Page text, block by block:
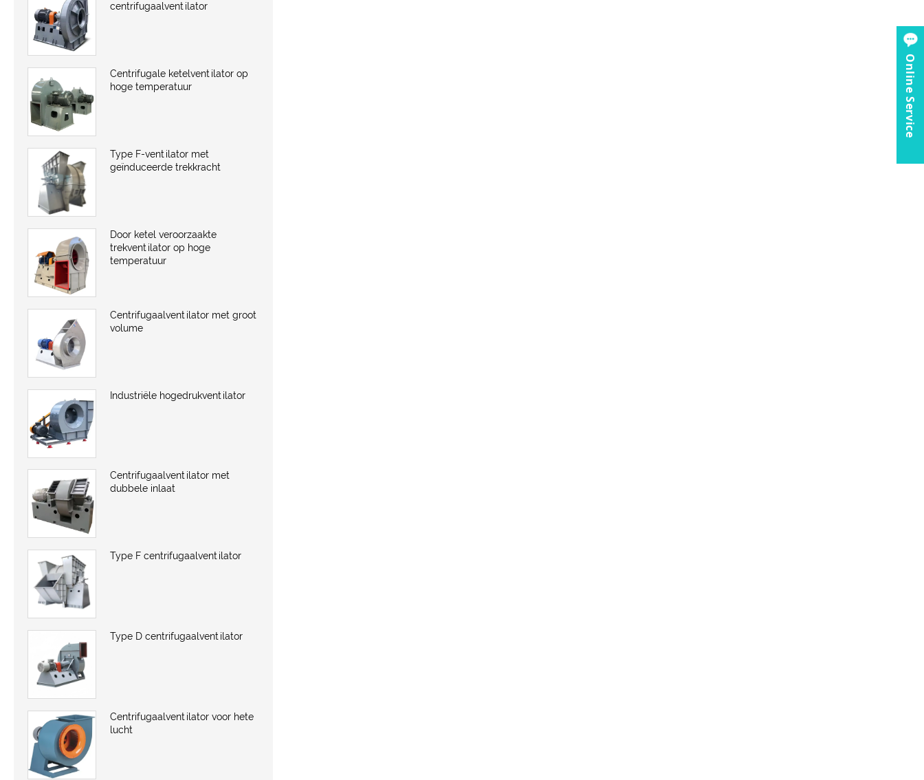
centrifugaalventilator
Centrifugale ketelventilator op
hoge temperatuur
Type F-ventilator met
geïnduceerde trekkracht
Door ketel veroorzaakte
trekventilator op hoge
temperatuur
Centrifugaalventilator met groot
volume
Industriële hogedrukventilator
Centrifugaalventilator met
dubbele inlaat
Type F centrifugaalventilator
Type D centrifugaalventilator
Centrifugaalventilator voor hete
lucht
Online Service